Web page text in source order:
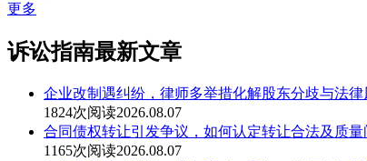
更多
诉讼指南最新文章
企业改制遇纠纷，律师多举措化解股东分歧与法律
1824次阅读2026.08.07
合同债权转让引发争议，如何认定转让合法及质量
1165次阅读2026.08.07